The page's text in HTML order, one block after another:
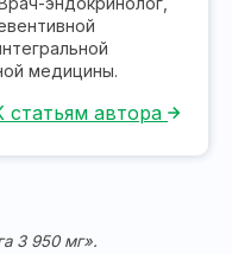
медицины.
статьям автора
3 950 мг».